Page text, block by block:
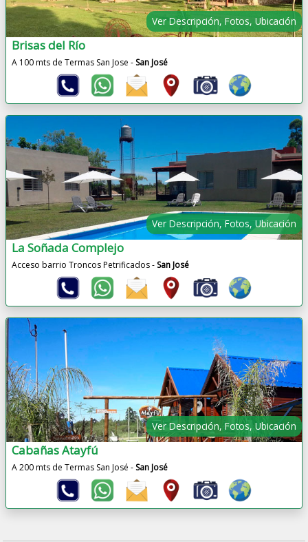
Ver Descripción, Fotos, Ubicación
Brisas del Río
A 100 mts de Termas San Jose - San José
Ver Descripción, Fotos, Ubicación
La Soñada Complejo
Acceso barrio Troncos Petrificados - San José
Ver Descripción, Fotos, Ubicación
Cabañas Atayfú
A 200 mts de Termas San José - San José